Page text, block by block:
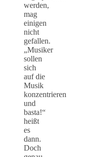
werden,
mag
einigen
nicht
gefallen.
„Musiker
sollen
sich
auf die
Musik
konzentrieren
und
basta!“
heißt
es
dann.
Doch